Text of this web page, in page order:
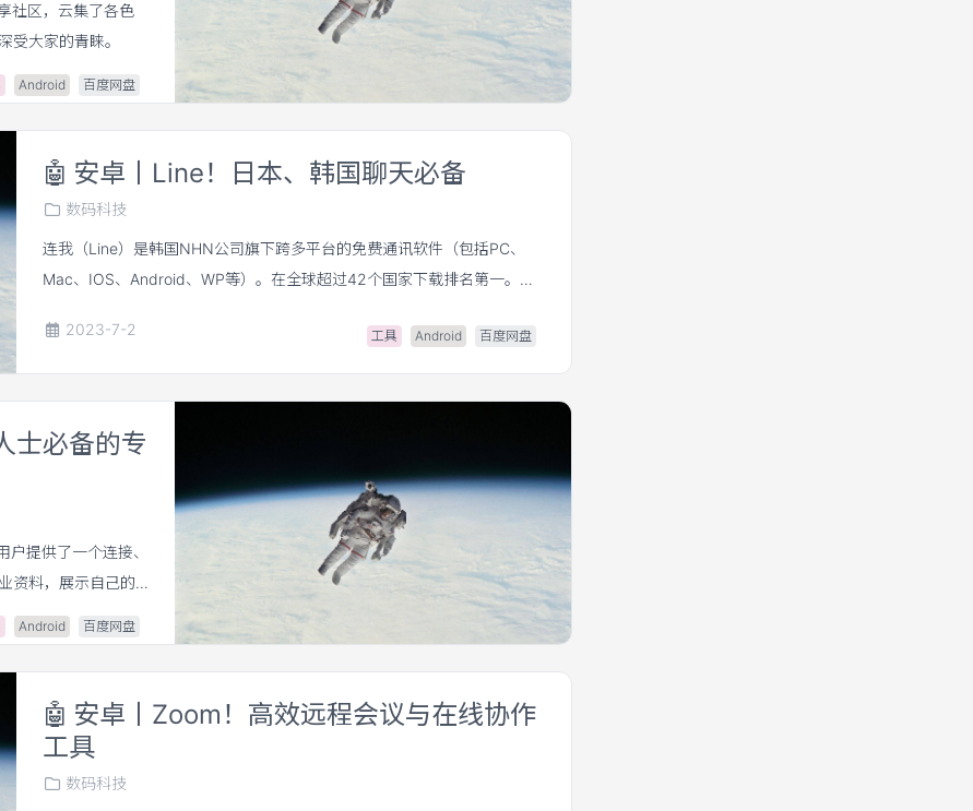
社区，云集了各色
受大家的青睐。
Android 百度网盘
🤖 安卓丨Line！日本、韩国聊天必备
数码科技
连我（Line）是韩国NHN公司旗下跨多平台的免费通讯软件（包括PC、
Mac、IOS、Android、WP等）。在全球超过42个国家下载排名第一。在
2023-7-2
工具 Android 百度网盘
士必备的专
提供了一个连接、
资料，展示自己的
的注意。
Android 百度网盘
🤖 安卓丨Zoom！高效远程会议与在线协作
工具
数码科技